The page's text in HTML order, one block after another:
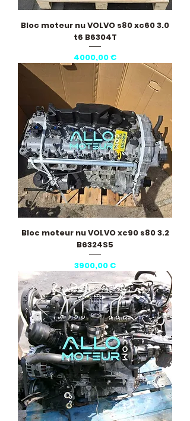
Bloc moteur nu VOLVO s80 xc60 3.0
t6 B6304T
Precio
4000,00 €
Bloc moteur nu VOLVO xc90 s80 3.2
B6324S5
Precio
3900,00 €